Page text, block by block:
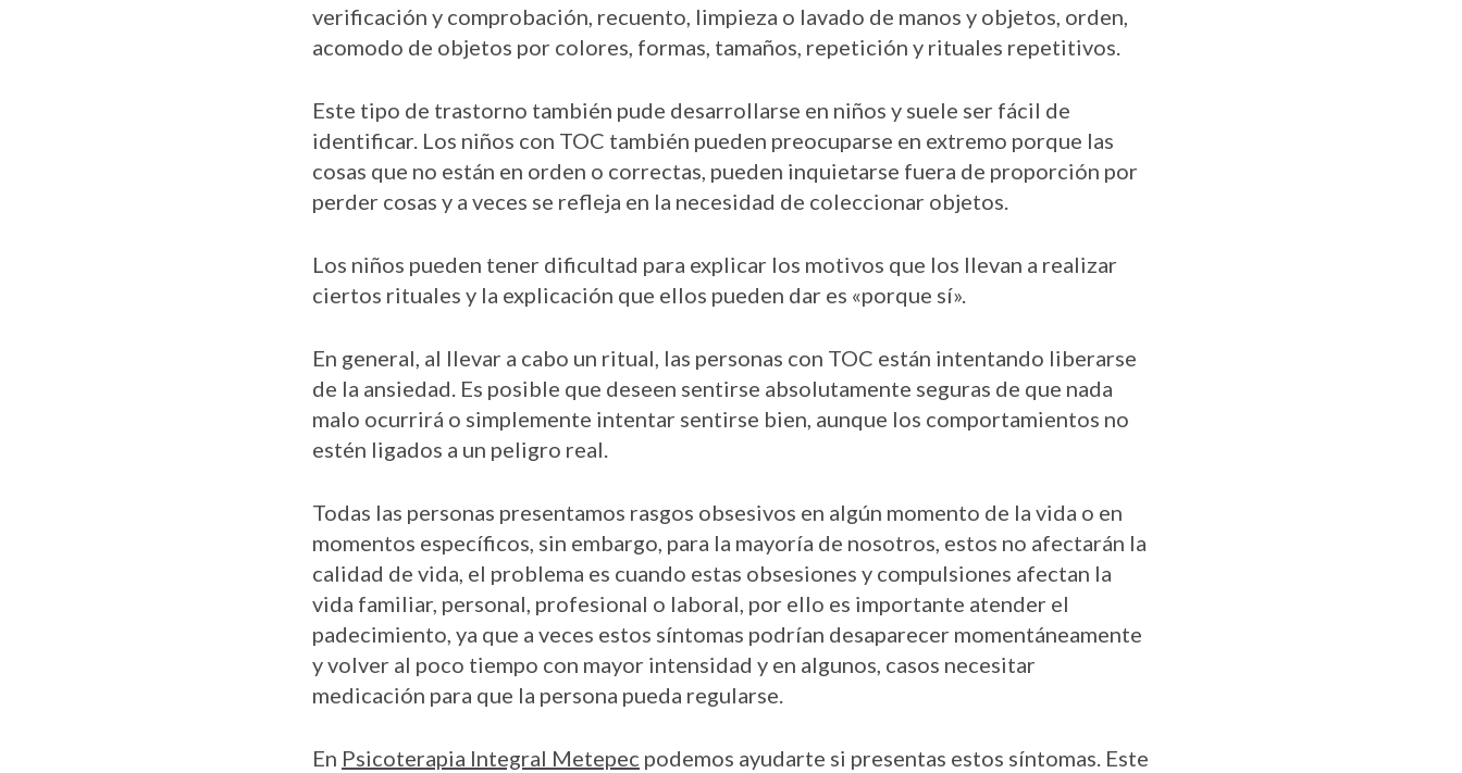
verificación y comprobación, recuento, limpieza o lavado de manos y objetos, orden,
acomodo de objetos por colores, formas, tamaños, repetición y rituales repetitivos.
Este tipo de trastorno también pude desarrollarse en niños y suele ser fácil de
identificar. Los niños con TOC también pueden preocuparse en extremo porque las
cosas que no están en orden o correctas, pueden inquietarse fuera de proporción por
perder cosas y a veces se refleja en la necesidad de coleccionar objetos.
Los niños pueden tener dificultad para explicar los motivos que los llevan a realizar
ciertos rituales y la explicación que ellos pueden dar es «porque sí».
En general, al llevar a cabo un ritual, las personas con TOC están intentando liberarse
de la ansiedad. Es posible que deseen sentirse absolutamente seguras de que nada
malo ocurrirá o simplemente intentar sentirse bien, aunque los comportamientos no
estén ligados a un peligro real.
Todas las personas presentamos rasgos obsesivos en algún momento de la vida o en
momentos específicos, sin embargo, para la mayoría de nosotros, estos no afectarán la
calidad de vida, el problema es cuando estas obsesiones y compulsiones afectan la
vida familiar, personal, profesional o laboral, por ello es importante atender el
padecimiento, ya que a veces estos síntomas podrían desaparecer momentáneamente
y volver al poco tiempo con mayor intensidad y en algunos, casos necesitar
medicación para que la persona pueda regularse.
En Psicoterapia Integral Metepec podemos ayudarte si presentas estos síntomas. Este